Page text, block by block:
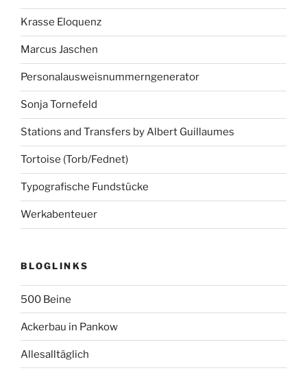
Krasse Eloquenz
Marcus Jaschen
Personalausweisnummerngenerator
Sonja Tornefeld
Stations and Transfers by Albert Guillaumes
Tortoise (Torb/Fednet)
Typografische Fundstücke
Werkabenteuer
BLOGLINKS
500 Beine
Ackerbau in Pankow
Allesalltäglich